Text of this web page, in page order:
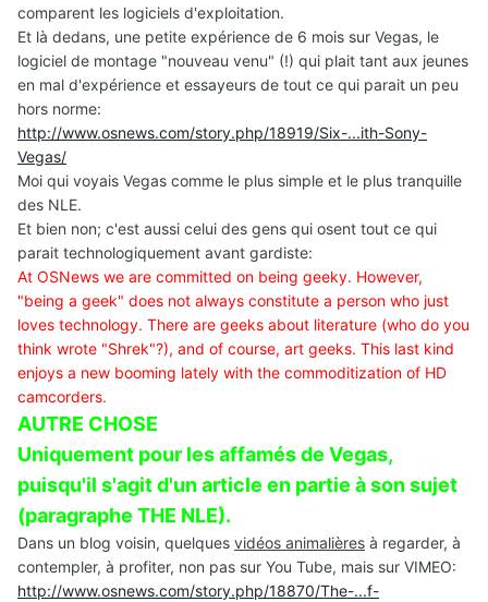
comparent les logiciels d'exploitation.
Et là dedans, une petite expérience de 6 mois sur Vegas, le
logiciel de montage "nouveau venu" (!) qui plait tant aux jeunes
en mal d'expérience et essayeurs de tout ce qui parait un peu
hors norme:
http://www.osnews.com/story.php/18919/Six-...ith-Sony-
Vegas/
Moi qui voyais Vegas comme le plus simple et le plus tranquille
des NLE.
Et bien non; c'est aussi celui des gens qui osent tout ce qui
parait technologiquement avant gardiste:
At OSNews we are committed on being geeky. However,
"being a geek" does not always constitute a person who just
loves technology. There are geeks about literature (who do you
think wrote "Shrek"?), and of course, art geeks. This last kind
enjoys a new booming lately with the commoditization of HD
camcorders.
AUTRE CHOSE
Uniquement pour les affamés de Vegas,
puisqu'il s'agit d'un article en partie à son sujet
(paragraphe THE NLE).
Dans un blog voisin, quelques vidéos animalières à regarder, à
contempler, à profiter, non pas sur You Tube, mais sur VIMEO:
http://www.osnews.com/story.php/18870/The-...f-